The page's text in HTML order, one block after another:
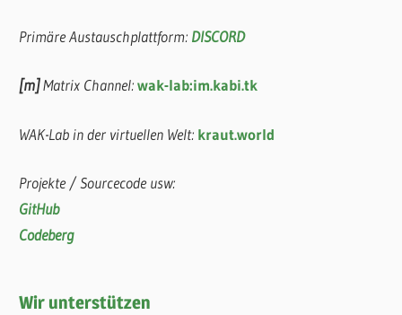
Primäre Austauschplattform: DISCORD
[m]Matrix Channel:wak-lab:im.kabi.tk
WAK-Lab in der virtuellen Welt: kraut.world
Projekte / Sourcecode usw:
GitHub
Codeberg
Wir unterstützen